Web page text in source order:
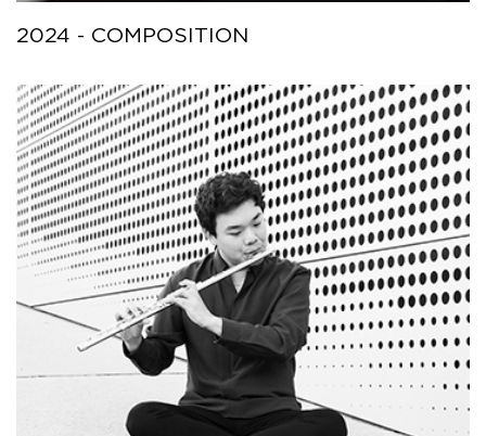
2024 - COMPOSITION